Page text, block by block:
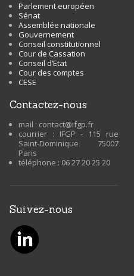
Parlement européen
Sénat
Assemblée nationale
Gouvernement
Conseil constitutionnel
Cour de Cassation
Conseil d’Etat
Cour des comptes
CESE
contactez-nous
mail : contact@ifgp.fr
courrier : IFGP - 115 rue
Saint-Dominique 75007
Paris
téléphone : 06 27 20 25 20
suivez-nous